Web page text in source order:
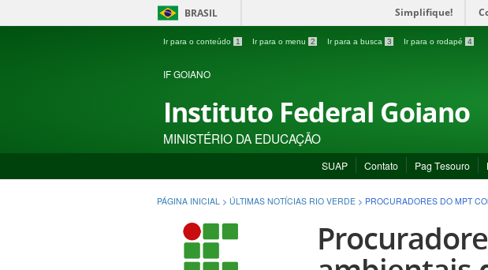
BRASIL Simplifique!
Ir para o conteúdo 1 Ir para o menu 2 Ir para a busca 3 Ir para o rodapé 4
IF GOIANO
Instituto Federal Goiano
MINISTÉRIO DA EDUCAÇÃO
SUAP Contato Pag Tesouro
PÁGINA INICIAL > ÚLTIMAS NOTÍCIAS RIO VERDE > PROCURADORES DO MPT